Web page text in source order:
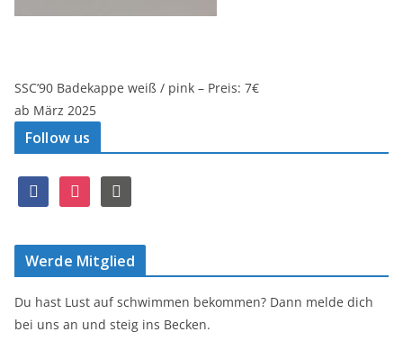
SSC’90 Badekappe weiß / pink – Preis: 7€
ab März 2025
Follow us
a
e
o
o
n
t
a
g
r
s
Werde Mitglied
Du hast Lust auf schwimmen bekommen? Dann melde dich
bei uns an und steig ins Becken.